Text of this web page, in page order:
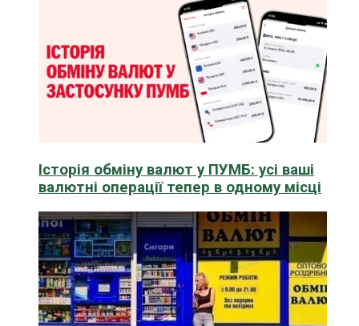
Історія обміну валют у ПУМБ: усі ваші
валютні операції тепер в одному місці